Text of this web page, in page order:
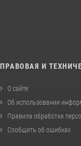
ПРАВОВАЯ И
О сайте
Об использовании
Правила обработки
Сообщить об ошибках